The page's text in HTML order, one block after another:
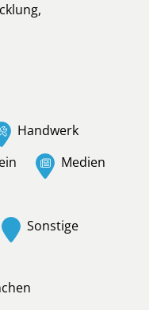
Handwerk
Medien
Sonstige